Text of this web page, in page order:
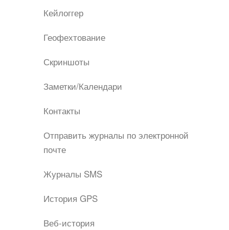
Кейлоггер
Геофехтование
Скриншоты
Заметки/Календари
Контакты
Отправить журналы по электронной
почте
Журналы SMS
История GPS
Веб-история